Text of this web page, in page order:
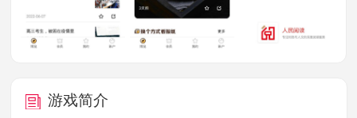
游戏简介